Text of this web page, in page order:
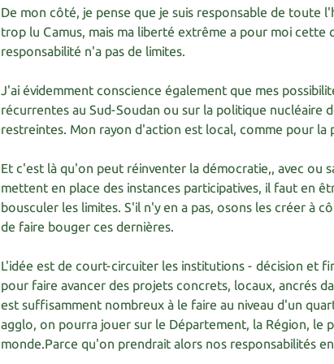
De mon côté, je pense que je suis responsable de toute
trop lu Camus, mais ma liberté extrême a pour moi cette
responsabilité n'a pas de limites.
J'ai évidemment conscience également que mes
récurrentes au Sud-Soudan ou sur la politique nucléaire
restreintes. Mon rayon d'action est local, comme pour la
Et c'est là qu'on peut réinventer la démocratie,, avec ou
mettent en place des instances participatives, il faut en
bousculer les limites. S'il n'y en a pas, osons les créer à
de faire bouger ces dernières.
L'idée est de court-circuiter les institutions - décision et
pour faire avancer des projets concrets, locaux, ancrés
est suffisamment nombreux à le faire au niveau d'un
agglo, on pourra jouer sur le Département, la Région, le
monde.Parce qu'on prendrait alors nos responsabilités